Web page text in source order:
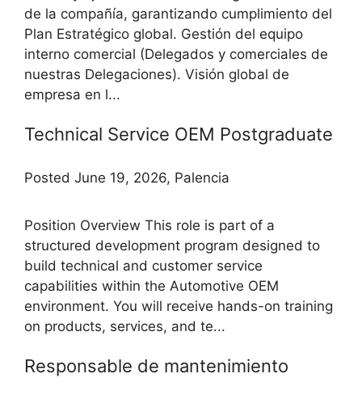
de la compañía, garantizando cumplimiento del
Plan Estratégico global. Gestión del equipo
interno comercial (Delegados y comerciales de
nuestras Delegaciones). Visión global de
empresa en l...
Technical Service OEM Postgraduate
Posted June 19, 2026, Palencia
Position Overview This role is part of a
structured development program designed to
build technical and customer service
capabilities within the Automotive OEM
environment. You will receive hands-on training
on products, services, and te...
Responsable de mantenimiento